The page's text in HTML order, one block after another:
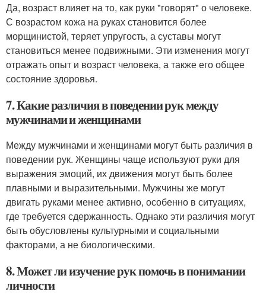
Да, возраст влияет на то, как руки "говорят" о человеке.
С возрастом кожа на руках становится более
морщинистой, теряет упругость, а суставы могут
становиться менее подвижными. Эти изменения могут
отражать опыт и возраст человека, а также его общее
состояние здоровья.
7. Какие различия в поведении рук между
мужчинами и женщинами
Между мужчинами и женщинами могут быть различия в
поведении рук. Женщины чаще используют руки для
выражения эмоций, их движения могут быть более
плавными и выразительными. Мужчины же могут
двигать руками менее активно, особенно в ситуациях,
где требуется сдержанность. Однако эти различия могут
быть обусловлены культурными и социальными
факторами, а не биологическими.
8. Может ли изучение рук помочь в понимании
личности